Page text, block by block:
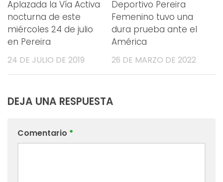
Aplazada la Vía Activa
nocturna de este
miércoles 24 de julio
en Pereira
24 DE JULIO DE 2019
Deportivo Pereira
Femenino tuvo una
dura prueba ante el
América
26 DE MARZO DE 2022
DEJA UNA RESPUESTA
Comentario *